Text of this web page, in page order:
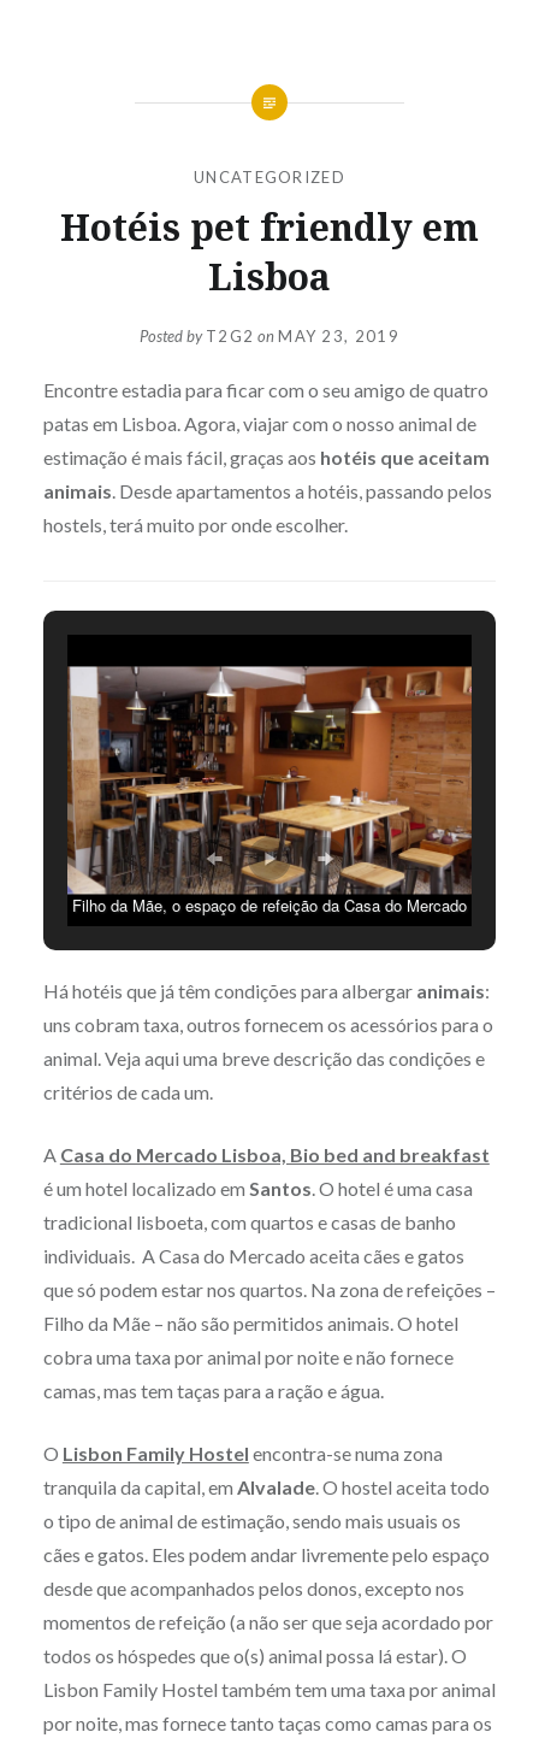
UNCATEGORIZED
Hotéis pet friendly em
Lisboa
Posted byT2G2 onMAY 23, 2019
Encontre estadia para ficar com o seu amigo de quatro
patas em Lisboa. Agora, viajar com o nosso animal de
estimação é mais fácil, graças aos hotéis que aceitam
animais. Desde apartamentos a hotéis, passando pelos
hostels, terá muito por onde escolher.
Filho da Mãe, o espaço de refeição da Casa do Mercado
Há hotéis que já têm condições para albergar animais:
uns cobram taxa, outros fornecem os acessórios para o
animal. Veja aqui uma breve descrição das condições e
critérios de cada um.
A Casa do Mercado Lisboa, Bio bed and breakfast
é um hotel localizado em Santos. O hotel é uma casa
tradicional lisboeta, com quartos e casas de banho
individuais. A Casa do Mercado aceita cães e gatos
que só podem estar nos quartos. Na zona de refeições –
Filho da Mãe – não são permitidos animais. O hotel
cobra uma taxa por animal por noite e não fornece
camas, mas tem taças para a ração e água.
O Lisbon Family Hostel encontra-se numa zona
tranquila da capital, em Alvalade. O hostel aceita todo
o tipo de animal de estimação, sendo mais usuais os
cães e gatos. Eles podem andar livremente pelo espaço
desde que acompanhados pelos donos, excepto nos
momentos de refeição (a não ser que seja acordado por
todos os hóspedes que o(s) animal possa lá estar). O
Lisbon Family Hostel também tem uma taxa por animal
por noite, mas fornece tanto taças como camas para os